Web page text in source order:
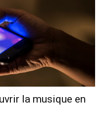
la musique en